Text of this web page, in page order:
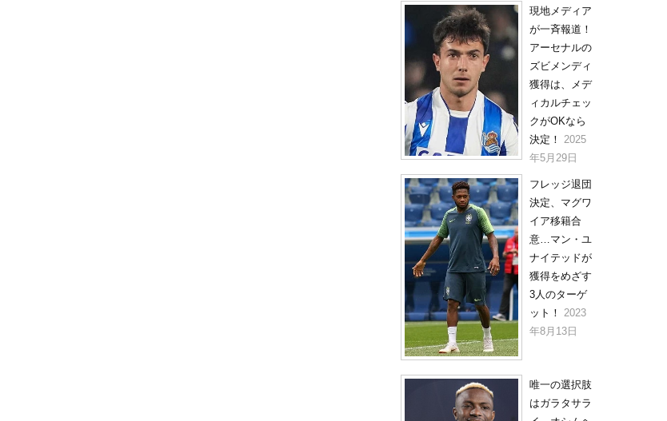
現地メディア
が一斉報道！
アーセナルの
ズビメンディ
獲得は、メデ
ィカルチェッ
クがOKなら
決定！
2025
年5月29日
フレッジ退団
決定、マグワ
イア移籍合
意…マン・ユ
ナイテッドが
獲得をめざす
3人のターゲ
ット！ 2023
年8月13日
唯一の選択肢
はガラタサラ